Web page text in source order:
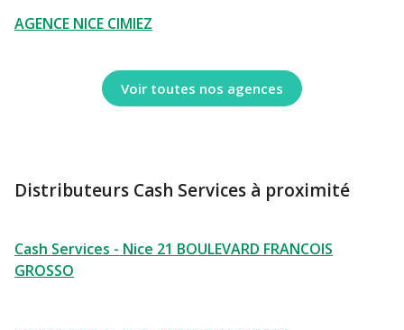
AGENCE NICE CIMIEZ
Voir toutes nos agences
Distributeurs Cash Services à proximité
Cash Services - Nice 21 BOULEVARD FRANCOIS
GROSSO